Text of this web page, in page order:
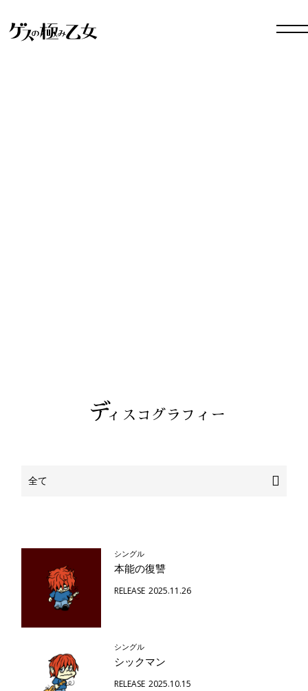
ディスコグラフィー
シングル
本能の復讐
RELEASE 2025.11.26
シングル
シックマン
RELEASE 2025.10.15